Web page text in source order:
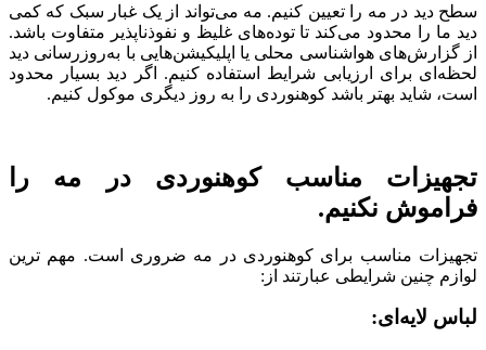
سطح دید در مه را تعیین کنیم. مه می‌تواند از یک غبار سبک که کمی
دید ما را محدود می‌کند تا توده‌های غلیظ و نفوذناپذیر متفاوت باشد.
از گزارش‌های هواشناسی محلی یا اپلیکیشن‌هایی با به‌روزرسانی دید
لحظه‌ای برای ارزیابی شرایط استفاده کنیم. اگر دید بسیار محدود
است، شاید بهتر باشد کوهنوردی را به روز دیگری موکول کنیم.
تجهیزات مناسب کوهنوردی در مه را
فراموش نکنیم.
تجهیزات مناسب برای کوهنوردی در مه ضروری است. مهم ترین
لوازم چنین شرایطی عبارتند از:
لباس لایه‌ای: